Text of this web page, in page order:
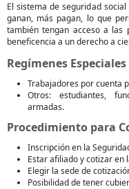
El sistema de seguridad
ganan, más pagan, lo que
también tengan acceso a las
beneficencia a un derecho a
Regímenes
Trabajadores por cuenta
Otros: estudiantes,
armadas.
Procedimiento para
Inscripción en la
Estar afiliado y cotizar en
Elegir la sede de
Posibilidad de tener